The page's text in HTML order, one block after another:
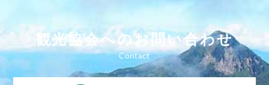
観光協会へのお問い合わせ